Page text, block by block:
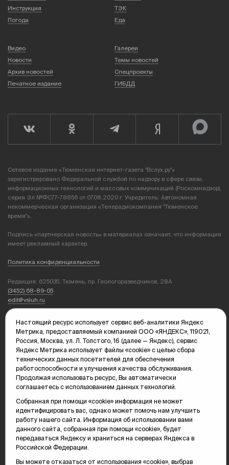
Инструкция
ТЭК
Погода
Еда
Видео
Галереи
Новости
Темы новостей
Архив новостей
Спецпроекты
Печатное издание
ГИБДД
Сетевое издание «Тюменская интернет-газета "Вслух.ру"»
зарегистрировано Федеральной службой по надзору в сфере связи,
информационных технологий и массовых коммуникаций (Роскомнадзор),
серия Эл №ФС77-78856 от 07.08.2020 г. Учредитель: Автономная
некоммерческая организация «Телерадиокомпания "Тюменское
время"».
Подпись «партнерская новость» в материалах означает, что информация
имеет рекламный характер.
Политика конфиденциальности
Редакция: 625035, Тюмень, пр. Геологоразведчиков, 28А
(3452) 68-89-05
edit@vsluh.ru
kika@vsluh.ru
По вопросам рекламы:
(3452) 68-89-78
kotovaev@sibinformburo.ru
mim@vsluh.ru
© 2000-2026 Тюменская интернет-газета «Вслух.ру»
Карта сайта
Настоящий ресурс использует сервис веб-аналитики Яндекс
Метрика, предоставляемый компанией ООО «ЯНДЕКС», 119021,
Россия, Москва, ул. Л. Толстого, 16 (далее — Яндекс), сервис
Яндекс Метрика использует файлы «cookie» с целью сбора
технических данных посетителей для обеспечения
работоспособности и улучшения качества обслуживания.
Продолжая использовать ресурс, Вы автоматически
соглашаетесь с использованием данных технологий.
Собранная при помощи «cookie» информация не может
идентифицировать вас, однако может помочь нам улучшить
работу нашего сайта. Информация об использовании вами
данного сайта, собранная при помощи «cookie», будет
передаваться Яндексу и храниться на серверах Яндекса в
Российской Федерации.
Вы можете отказаться от использования «cookie», выбрав